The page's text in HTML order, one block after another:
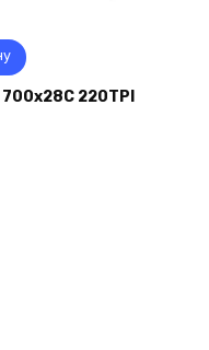
220TPI